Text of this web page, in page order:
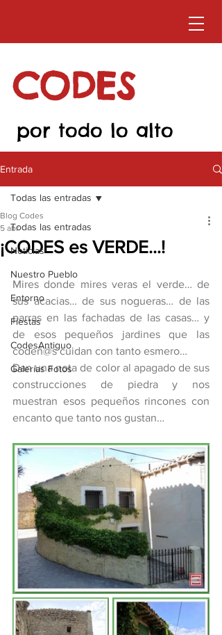
CODES
por todo lo alto
Entrada
Todas las entradas
Noticias
Nuestro Pueblo
Entorno
Fiestas
CodesAntiguo
Galerías Fotos
Todas las entradas
¡CODES es VERDE…!
Blog Codes
5 abr
Mires donde mires veras el verde… de
sus acacias… de sus nogueras… de las
parras en las fachadas de las casas… y
de esos pequeños jardines que las
codeñ@s cuidan con tanto esmero…
Dan una nota de color al apagado de sus
construcciones de piedra y nos
muestran esos pequeños rincones con
encanto que tanto nos gustan…